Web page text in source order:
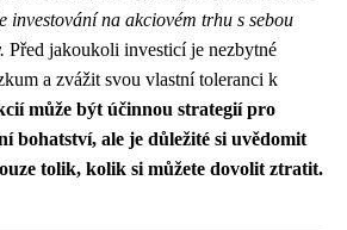
investování na akciovém trhu s sebou
Před jakoukoli investicí je nezbytné
a zvážit svou vlastní toleranci k
může být účinnou strategií pro
bohatství, ale je důležité si uvědomit
tolik, kolik si můžete dovolit ztratit.